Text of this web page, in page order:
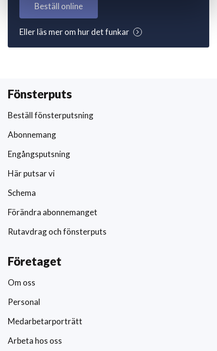
Beställ online
Eller läs mer om hur det funkar
Fönsterputs
Beställ fönsterputsning
Abonnemang
Engångsputsning
Här putsar vi
Schema
Förändra abonnemanget
Rutavdrag och fönsterputs
Företaget
Om oss
Personal
Medarbetarporträtt
Arbeta hos oss